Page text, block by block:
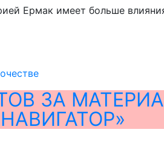
Ермак имеет больше
ЗА